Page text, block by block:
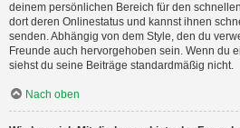
deinem persönlichen Bereich für den
dort deren Onlinestatus und kannst ihnen
senden. Abhängig von dem Style, den du
Freunde auch hervorgehoben sein. Wenn du
siehst du seine Beiträge standardmäßig nicht.
Nach oben